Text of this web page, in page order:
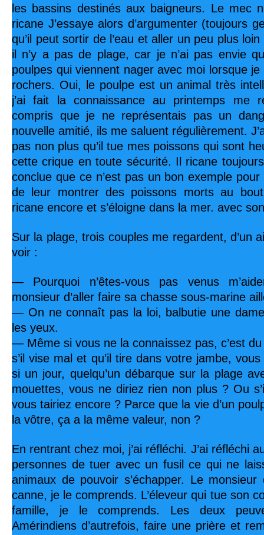
les bassins destinés aux baigneurs. Le mec
ricane J’essaye alors d’argumenter (toujours
qu’il peut sortir de l’eau et aller un peu plus
il n’y a pas de plage, car je n’ai pas envie
poulpes qui viennent nager avec moi lorsque je
rochers. Oui, le poulpe est un animal très
j’ai fait la connaissance au printemps me
compris que je ne représentais pas un
nouvelle amitié, ils me saluent régulièrement.
pas non plus qu’il tue mes poissons qui sont
cette crique en toute sécurité. Il ricane
conclue que ce n’est pas un bon exemple
de leur montrer des poissons morts au
ricane encore et s’éloigne dans la mer. avec
Sur la plage, trois couples me regardent, d’un
voir :
— Pourquoi n’êtes-vous pas venus
monsieur d’aller faire sa chasse sous-marine
— On ne connaît pas la loi, balbutie une
les yeux.
— Même si vous ne la connaissez pas, c’est
s’il vise mal et qu’il tire dans votre jambe,
si un jour, quelqu’un débarque sur la plage
mouettes, vous ne diriez rien non plus ? Ou
vous tairiez encore ? Parce que la vie d’un
la vôtre, ça a la même valeur, non ?
En rentrant chez moi, j’ai réfléchi. J’ai réfléchi
personnes de tuer avec un fusil ce qui ne
animaux de pouvoir s’échapper. Le
canne, je le comprends. L’éleveur qui tue son
famille, je le comprends. Les deux
Amérindiens d’autrefois, faire une prière et